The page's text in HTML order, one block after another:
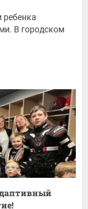
ребенка
В городском